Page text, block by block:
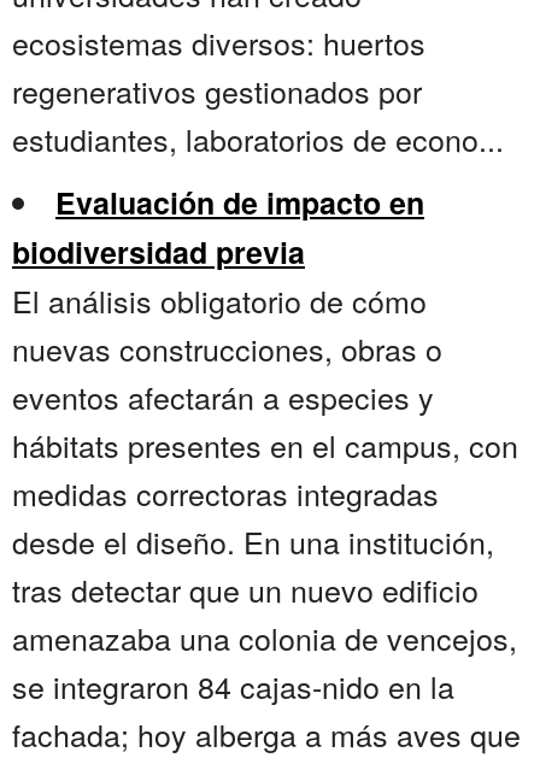
ecosistemas diversos: huertos
regenerativos gestionados por
estudiantes, laboratorios de econo...
Evaluación de impacto en
biodiversidad previa
El análisis obligatorio de cómo
nuevas construcciones, obras o
eventos afectarán a especies y
hábitats presentes en el campus, con
medidas correctoras integradas
desde el diseño. En una institución,
tras detectar que un nuevo edificio
amenazaba una colonia de vencejos,
se integraron 84 cajas-nido en la
fachada; hoy alberga a más aves que